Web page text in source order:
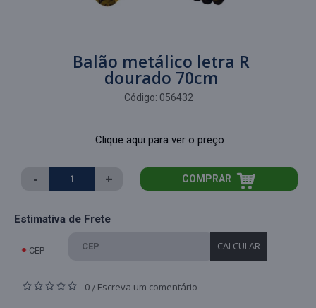
Balão metálico letra R
dourado 70cm
Código: 056432
Clique aqui para ver o preço
- + COMPRAR
Estimativa de Frete
CEP CALCULAR
0 / Escreva um comentário